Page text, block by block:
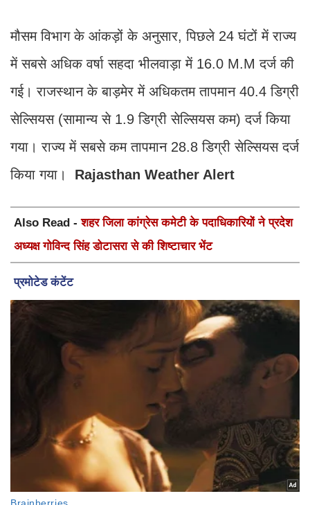
मौसम विभाग के आंकड़ों के अनुसार, पिछले 24 घंटों में राज्य
में सबसे अधिक वर्षा सहदा भीलवाड़ा में 16.0 M.M दर्ज की
गई। राजस्थान के बाड़मेर में अधिकतम तापमान 40.4 डिग्री
सेल्सियस (सामान्य से 1.9 डिग्री सेल्सियस कम) दर्ज किया
गया। राज्य में सबसे कम तापमान 28.8 डिग्री सेल्सियस दर्ज
किया गया। Rajasthan Weather Alert
Also Read -शहर जिला कांग्रेस कमेटी के पदाधिकारियों ने प्रदेश
अध्यक्ष गोविन्द सिंह डोटासरा से की शिष्टाचार भेंट